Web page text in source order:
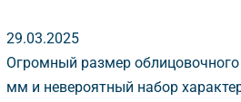
29.03.2025
Огромный размер
мм и невероятный набор